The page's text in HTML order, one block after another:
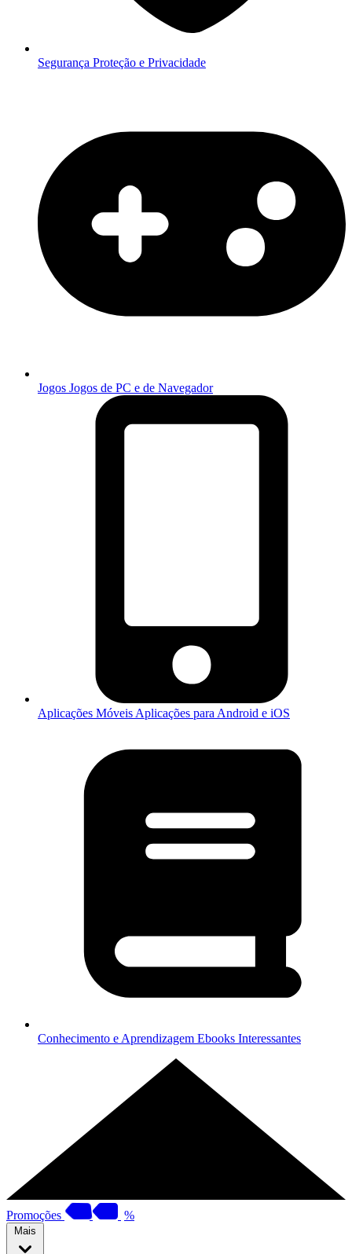
Segurança Proteção e Privacidade
Jogos Jogos de PC e de Navegador
Aplicações Móveis Aplicações para Android e iOS
Conhecimento e Aprendizagem Ebooks Interessantes
Promoções %
Mais